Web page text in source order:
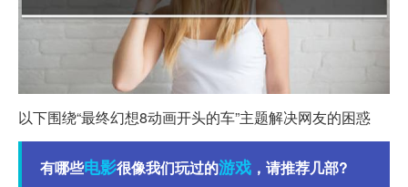
以下围绕“最终幻想8动画开头的车”主题解决网友的困惑
有哪些电影很像我们玩过的游戏 ，请推荐几部?